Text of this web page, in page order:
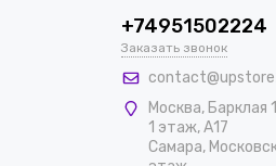
+74951502224
Заказать звонок
Москва, Барклая
1 этаж, А17
Самара,